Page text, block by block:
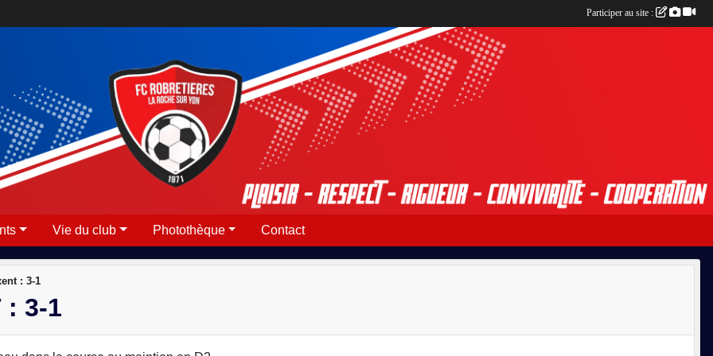
Vie du club Photothèque Contact
: 3-1
: 3-1
Participer au site :